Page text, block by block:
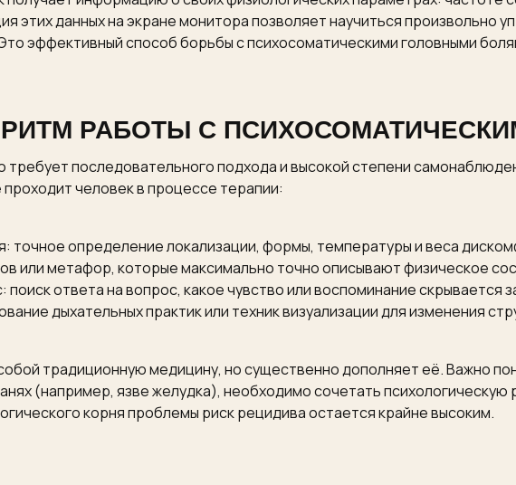
этих данных на экране монитора позволяет научиться произвольно
эффективный способ борьбы с психосоматическими головными
РАБОТЫ С
требует последовательного подхода и высокой степени
человек в процессе терапии:
точное определение локализации, формы, температуры и веса
или метафор, которые максимально точно описывают физическое
ответа на вопрос, какое чувство или воспоминание скрывается
дыхательных практик или техник визуализации для изменения
традиционную медицину, но существенно дополняет её. Важно
(например, язве желудка), необходимо сочетать
корня проблемы риск рецидива остается крайне высоким.